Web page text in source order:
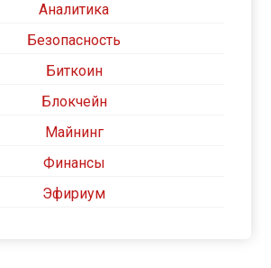
Аналитика
Безопасность
Биткоин
Блокчейн
Майнинг
Финансы
Эфириум